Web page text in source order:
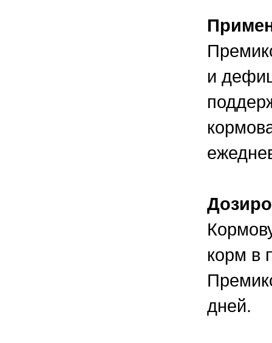
и
корм в
дней.